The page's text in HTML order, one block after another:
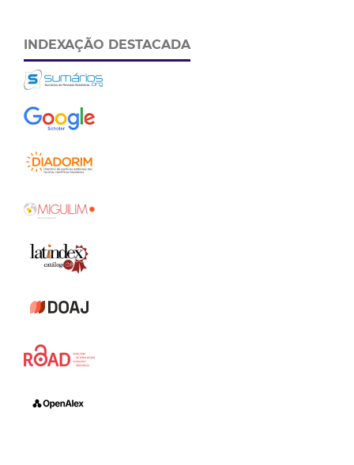
INDEXAÇÃO DESTACADA